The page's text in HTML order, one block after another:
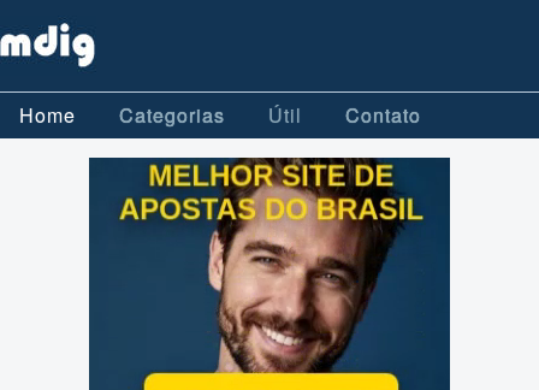
Home Categorias Útil Contato